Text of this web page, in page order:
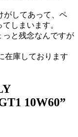
がしてあって、ペ
しまいます。
っと残念なんですが
在庫しております
10W60”